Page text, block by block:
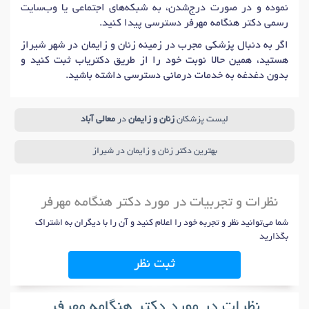
نموده و در صورت درج‌شدن، به شبکه‌های اجتماعی یا وب‌سایت
رسمی دکتر هنگامه مهرفر دسترسی پیدا کنید.
اگر به دنبال پزشکی مجرب در زمینه زنان و زایمان در شهر شیراز
هستید، همین حالا نوبت خود را از طریق دکتریاب ثبت کنید و
بدون دغدغه به خدمات درمانی دسترسی داشته باشید.
لیست پزشکان زنان و زایمان در معالی آباد
بهترین دکتر زنان و زایمان در شیراز
نظرات و تجربیات در مورد دکتر هنگامه مهرفر
شما می‌توانید نظر و تجربه خود را اعلام کنید و آن را با دیگران به اشتراک
بگذارید
ثبت نظر